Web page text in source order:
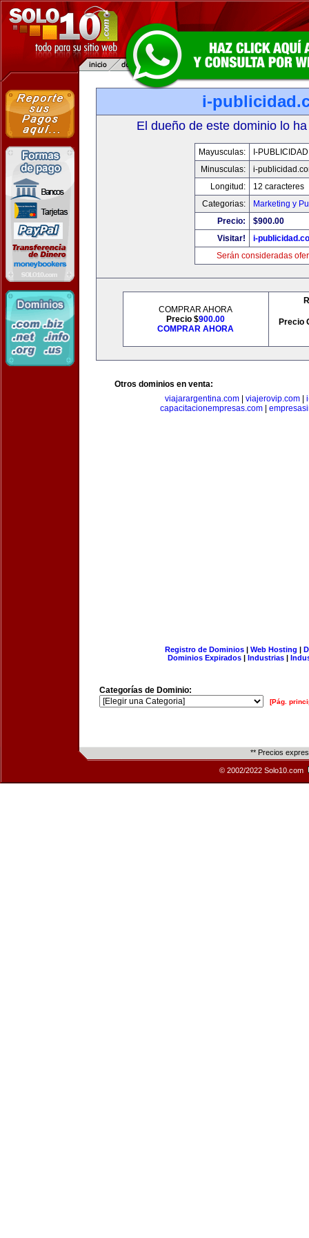
i-
El dueño de este dominio lo
Mayusculas:
I-
Minusculas:
i-
Longitud:
12 caracteres
Categorias:
Marketing y
Precio:
$900.00
Visitar!
i-
Serán consideradas
COMPRAR AHORA
Precio $900.00
COMPRAR AHORA
Precio
Otros dominios en venta:
viajarargentina.com| viajerovip.com|
capacitacionempresas.com
Registro de Dominios| Web Hosting |
Dominios Expirados | Industrias |
Categorías de Dominio:
[Pág.
** Precios
© 2002/2022 Solo10.com